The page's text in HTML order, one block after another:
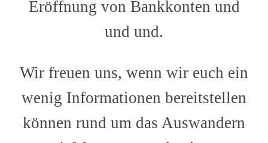
Eröffnung von Bankkonten und
und und.
Wir freuen uns, wenn wir euch ein
wenig Informationen bereitstellen
können rund um das Auswandern